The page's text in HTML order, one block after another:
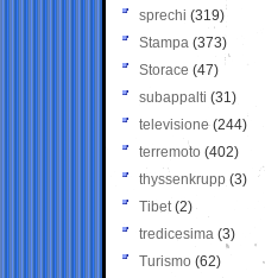
sprechi (319)
Stampa (373)
Storace (47)
subappalti (31)
televisione(244)
terremoto (402)
thyssenkrupp (3)
Tibet(2)
tredicesima (3)
Turismo (62)